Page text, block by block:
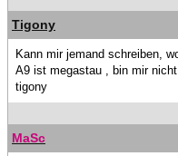
Tigony
Kann mir jemand schreiben,
A9 ist megastau , bin mir
tigony
MaSc